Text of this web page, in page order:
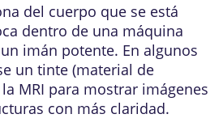
del cuerpo que se está
dentro de una máquina
imán potente. En algunos
un tinte (material de
MRI para mostrar imágenes
con más claridad.